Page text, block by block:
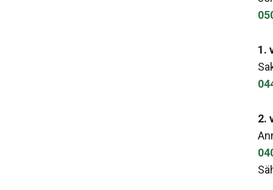
1.
2.